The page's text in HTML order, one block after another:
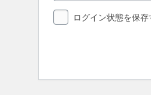
ログイン状態を保存